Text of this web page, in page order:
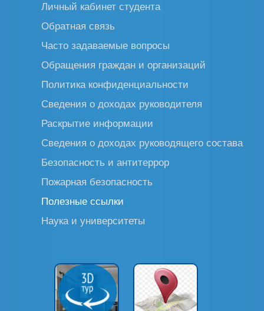
Личный кабинет студента
Обратная связь
Часто задаваемые вопросы
Обращения граждан и организаций
Политика конфиденциальности
Сведения о доходах руководителя
Раскрытие информации
Сведения о доходах руководящего состава
Безопасность и антитеррор
Пожарная безопасность
Полезные ссылки
Наука и университеты